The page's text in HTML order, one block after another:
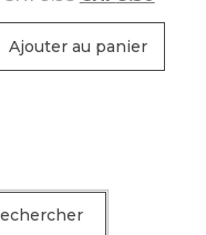
prix
initial
était :
prix
est :
Ajouter au panier